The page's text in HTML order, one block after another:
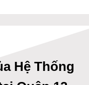
Hệ Thống